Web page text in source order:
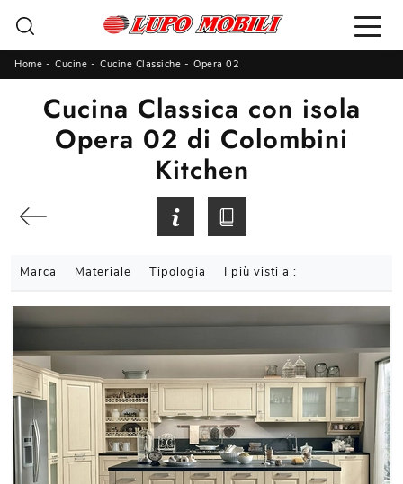
Home - Cucine - Cucine Classiche - Opera 02
Cucina Classica con isola
Opera 02 di Colombini
Kitchen
Marca Materiale Tipologia I più visti a :